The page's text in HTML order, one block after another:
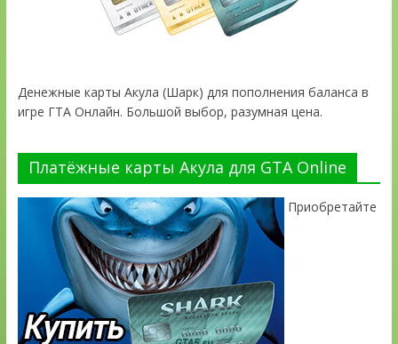
Денежные карты Акула (Шарк) для пополнения баланса в
игре ГТА Онлайн. Большой выбор, разумная цена.
Платёжные карты Акула для GTA Online
Приобретайте